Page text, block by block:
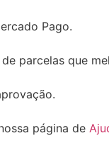
Pago.
parcelas que
página de